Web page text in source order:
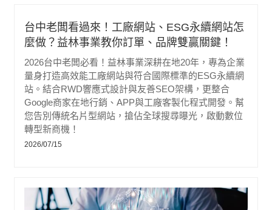
台中老闆看過來！工廠網站、ESG永續網站怎
麼做？益林事業教你訂單、品牌雙贏關鍵！
2026台中老闆必看！益林事業深耕在地20年，專為企業
量身打造高效能工廠網站與符合國際標準的ESG永續網
站。結合RWD響應式設計與友善SEO架構，更整合
Google商家在地行銷、APP與工廠客製化程式開發。幫
您告別傳統名片型網站，搶佔全球搜尋曝光，啟動數位
轉型新商機！
2026/07/15